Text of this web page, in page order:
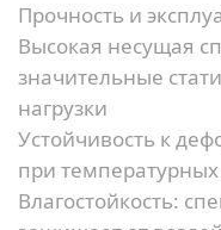
Прочность и
Высокая несущая
значительные
нагрузки
Устойчивость к
при
Влагостойкость: